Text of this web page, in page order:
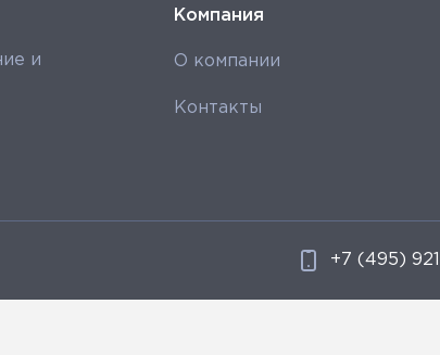
и
Компания
О компании
Контакты
+7 (495)